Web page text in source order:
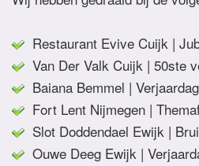
Restaurant Evive Cuijk |
Van Der Valk Cuijk | 50ste
Baiana Bemmel | Verjaardag
Fort Lent Nijmegen |
Slot Doddendael Ewijk |
Ouwe Deeg Ewijk |